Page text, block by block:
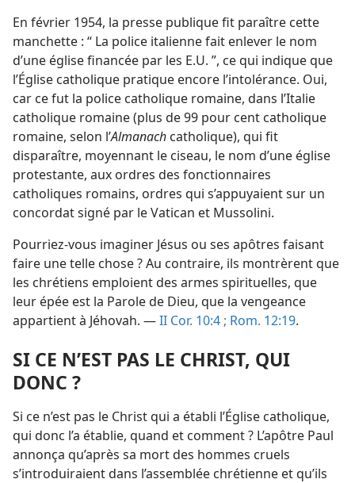
En février 1954, la presse publique fit paraître cette
manchette : “ La police italienne fait enlever le nom
d’une église financée par les E.U. ”, ce qui indique que
l’Église catholique pratique encore l’intolérance. Oui,
car ce fut la police catholique romaine, dans l’Italie
catholique romaine (plus de 99 pour cent catholique
romaine, selon l’Almanach catholique), qui fit
disparaître, moyennant le ciseau, le nom d’une église
protestante, aux ordres des fonctionnaires
catholiques romains, ordres qui s’appuyaient sur un
concordat signé par le Vatican et Mussolini.
Pourriez-​vous imaginer Jésus ou ses apôtres faisant
faire une telle chose ? Au contraire, ils montrèrent que
les chrétiens emploient des armes spirituelles, que
leur épée est la Parole de Dieu, que la vengeance
appartient à Jéhovah. —II Cor. 10:4 ; Rom. 12:19.
SI CE N’EST PAS LE CHRIST, QUI
DONC ?
Si ce n’est pas le Christ qui a établi l’Église catholique,
qui donc l’a établie, quand et comment ? L’apôtre Paul
annonça qu’après sa mort des hommes cruels
s’introduiraient dans l’assemblée chrétienne et qu’ils